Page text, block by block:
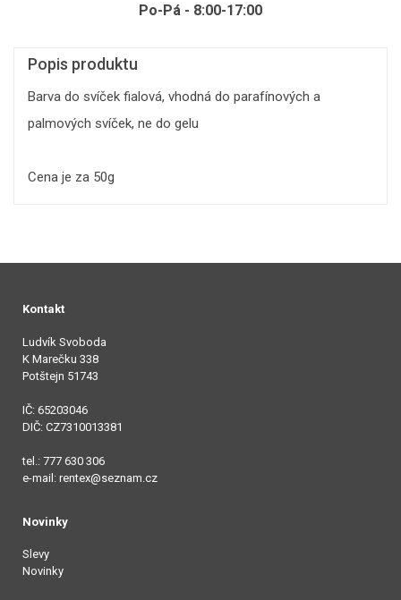
Po-Pá - 8:00-17:00
Popis produktu
Barva do svíček fialová, vhodná do parafínových a
palmových svíček, ne do gelu
Cena je za 50g
Kontakt
Ludvík Svoboda
K Marečku 338
Potštejn 51743
IČ: 65203046
DIČ: CZ7310013381
tel.: 777 630 306
e-mail: rentex@seznam.cz
Novinky
Slevy
Novinky